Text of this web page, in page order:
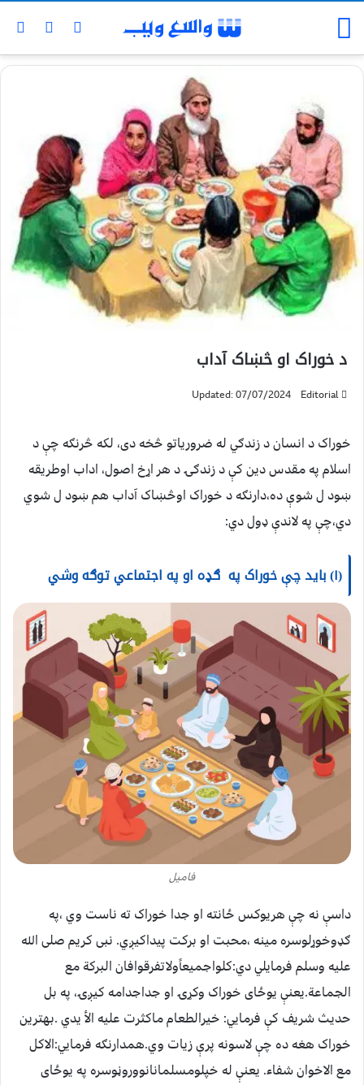
د خوراک او څښاک آداب
Editorial
Updated: 07/07/2024
خوراک د انسان د زندګي له ضروریاتو څخه دی، لکه څرنګه چې د
اسلام په مقدس دین کې د زندګۍ د هر اړخ اصول، اداب اوطریقه
ښود ل شوې ده،دارنګه د خوراک اوڅښاک آداب هم ښود ل شوي
دي،چې په لاندې ډول دي:
(۱) باید چې خوراک په ګډه او په اجتماعي توګه وشي
فامیل
داسې نه چې هریوکس ځانته او جدا خوراک ته ناست وي ،په
ګډوخوړلوسره مینه ،محبت او برکت پیداکیږي. نبی کریم صلی الله
علیه وسلم فرمایلي دي:کلواجمیعاًولاتفرقوافان البرکة مع
الجماعة.یعنې یوځای خوراک وکړۍ او جداجدامه کیږۍ، په بل
حدیث شریف کې فرمايي: خیرالطعام ماکثرت علیه الأ یدي .بهترین
خوراک هغه ده چې لاسونه پرې زیات وي.همدارنګه فرمايي:الاکل
مع الاخوان شفاء. یعنې له خپلومسلمانانووروڼوسره په يوځای